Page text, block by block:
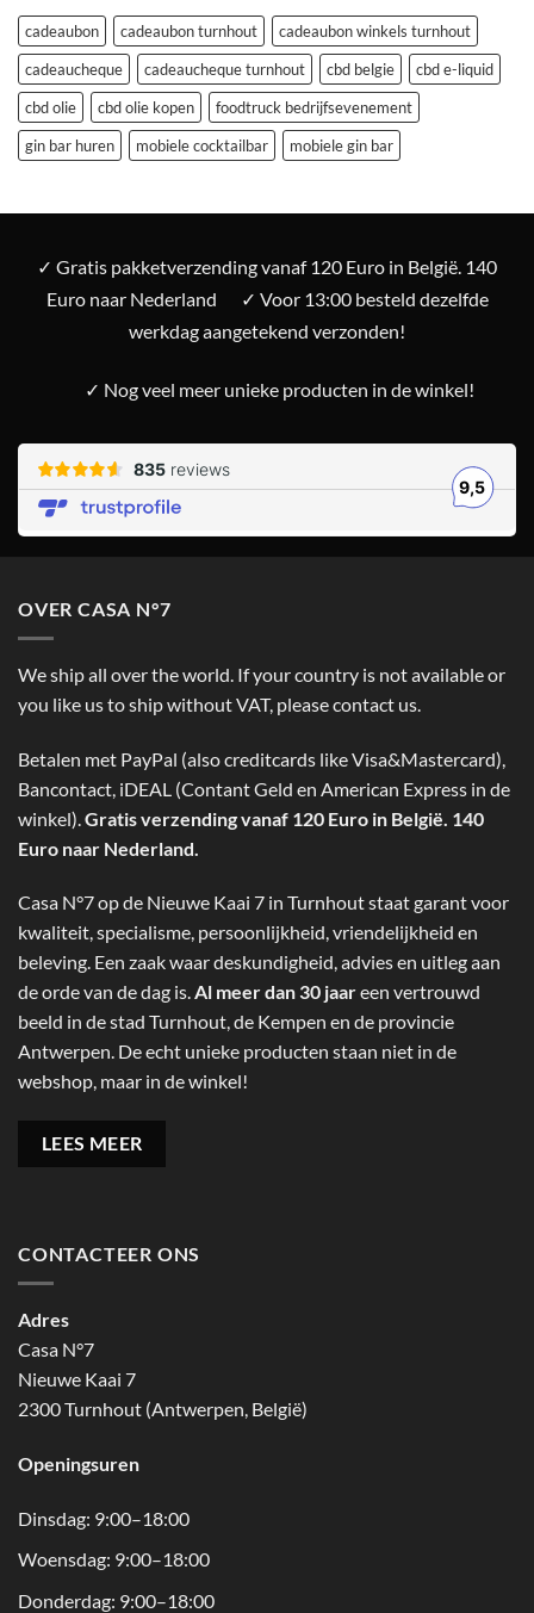
cadeaubon cadeaubon turnhout
cadeaubon winkels turnhout
cadeaucheque
cadeaucheque turnhout cbd belgie
cbd e-liquid
cbd olie
cbd olie kopen
foodtruck bedrijfsevenement
gin bar huren
mobiele cocktailbar mobiele gin bar
✓ Gratis pakketverzending vanaf 120 Euro in België. 140
Euro naar Nederland
✓ Voor 13:00 besteld dezelfde
werkdag aangetekend verzonden!
✓ Nog veel meer unieke producten in de winkel!
OVER CASA N°7
We ship all over the world. If your country is not available or
you like us to ship without VAT, please contact us.
Betalen met PayPal (also creditcards like Visa&Mastercard),
Bancontact, iDEAL (Contant Geld en American Express in de
winkel). Gratis verzending vanaf 120 Euro in België. 140
Euro naar Nederland.
Casa N°7 op de Nieuwe Kaai 7 in Turnhout staat garant voor
kwaliteit, specialisme, persoonlijkheid, vriendelijkheid en
beleving. Een zaak waar deskundigheid, advies en uitleg aan
de orde van de dag is.Al meer dan 30 jaareen vertrouwd
beeld in de stad Turnhout, de Kempen en de provincie
Antwerpen. De echt unieke producten staan niet in de
webshop, maar in de winkel!
LEES MEER
CONTACTEER ONS
Adres
Casa N°7
Nieuwe Kaai 7
2300 Turnhout (Antwerpen, België)
Openingsuren
Dinsdag: 9:00–18:00
Woensdag: 9:00–18:00
Donderdag: 9:00–18:00